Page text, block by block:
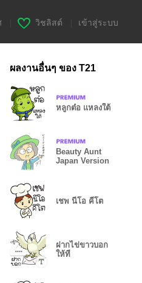
วิชลิสต์ เข้าสู่ระบบ
ผลงานอื่นๆ ของ T21
หลูกต๋อ แหลงใต้
Beauty Aunt
Japan Version
เชพ นีโอ คีโต
ฝากไข่ขาวบอก
ให้ที